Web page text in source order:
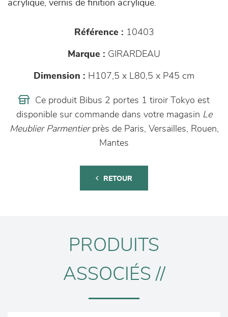
acrylique, vernis de finition acrylique.
Référence : 10403
Marque : GIRARDEAU
Dimension : H107,5 x L80,5 x P45 cm
Ce produit Bibus 2 portes 1 tiroir Tokyo est
disponible sur commande dans votre magasin Le
Meublier Parmentierprès de Paris, Versailles, Rouen,
Mantes
RETOUR
PRODUITS
ASSOCIÉS //